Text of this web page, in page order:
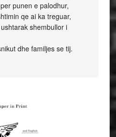
punen e palodhur,
qe ai ka treguar,
shembullor i
dhe familjes se tij.